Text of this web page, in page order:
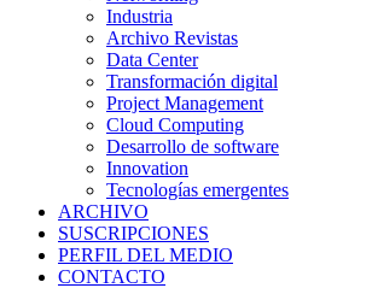
Industria
Archivo Revistas
Data Center
Transformación digital
Project Management
Cloud Computing
Desarrollo de software
Innovation
Tecnologías emergentes
ARCHIVO
SUSCRIPCIONES
PERFIL DEL MEDIO
CONTACTO